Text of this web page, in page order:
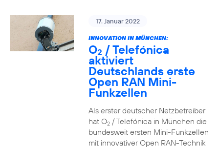
17. Januar 2022
INNOVATION IN MÜNCHEN:
O2 / Telefónica
aktiviert
Deutschlands erste
Open RAN Mini-
Funkzellen
Als erster deutscher Netzbetreiber
hat O2/ Telefónica in München die
bundesweit ersten Mini-Funkzellen
mit innovativer Open RAN-Technik